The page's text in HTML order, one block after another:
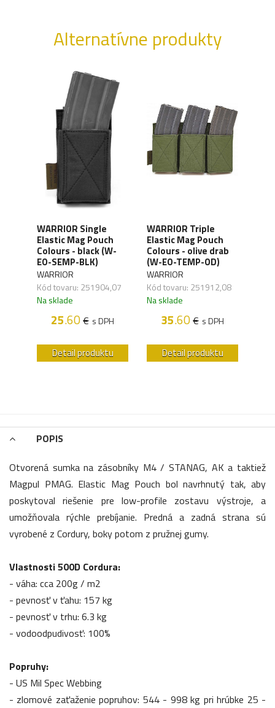
Alternatívne produkty
WARRIOR Single
Elastic Mag Pouch
Colours - black (W-
EO-SEMP-BLK)
WARRIOR
Kód tovaru: 251904,07
Na sklade
25.60€ s DPH
Detail produktu
WARRIOR Triple
Elastic Mag Pouch
Colours - olive drab
(W-EO-TEMP-OD)
WARRIOR
Kód tovaru: 251912,08
Na sklade
35.60€ s DPH
Detail produktu
POPIS
Otvorená sumka na zásobníky M4 / STANAG, AK a taktiež
Magpul PMAG. Elastic Mag Pouch bol navrhnutý tak, aby
poskytoval riešenie pre low-profile zostavu výstroje, a
umožňovala rýchle prebíjanie. Predná a zadná strana sú
vyrobené z Cordury, boky potom z pružnej gumy.
Vlastnosti 500D Cordura:
- váha: cca 200g / m2
- pevnosť v ťahu: 157 kg
- pevnosť v trhu: 6.3 kg
- vodoodpudivosť: 100%
Popruhy:
- US Mil Spec Webbing
- zlomové zaťaženie popruhov: 544 - 998 kg pri hrúbke 25 -